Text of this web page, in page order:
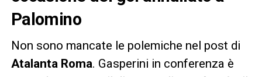
Palomino
Non sono mancate le polemiche nel post di
Atalanta Roma. Gasperini in conferenza è